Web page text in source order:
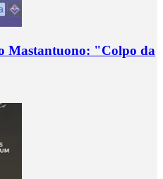
Mastantuono: "Colpo da